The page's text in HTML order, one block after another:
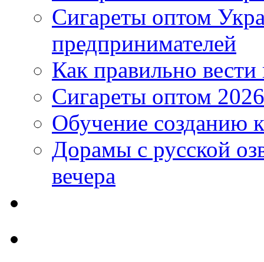
Сигареты оптом
предпринимателей
Как правильно
Сигареты оптом
Обучение созданию
Дорамы с русской
вечера